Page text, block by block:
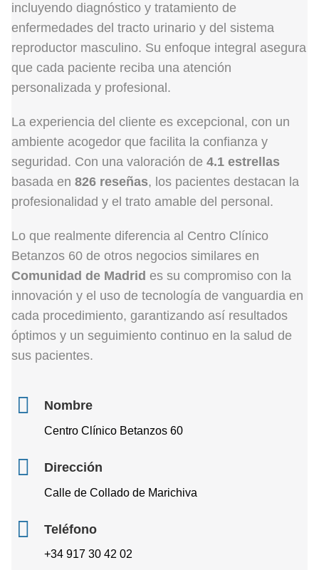
incluyendo diagnóstico y tratamiento de
enfermedades del tracto urinario y del sistema
reproductor masculino. Su enfoque integral asegura
que cada paciente reciba una atención
personalizada y profesional.
La experiencia del cliente es excepcional, con un
ambiente acogedor que facilita la confianza y
seguridad. Con una valoración de 4.1 estrellas
basada en 826 reseñas, los pacientes destacan la
profesionalidad y el trato amable del personal.
Lo que realmente diferencia al Centro Clínico
Betanzos 60 de otros negocios similares en
Comunidad de Madrid es su compromiso con la
innovación y el uso de tecnología de vanguardia en
cada procedimiento, garantizando así resultados
óptimos y un seguimiento continuo en la salud de
sus pacientes.
Nombre
Centro Clínico Betanzos 60
Dirección
Calle de Collado de Marichiva
Teléfono
+34 917 30 42 02